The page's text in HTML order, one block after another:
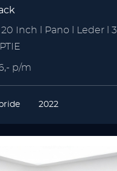
20 Inch l Pano l Leder l
p/m
2022